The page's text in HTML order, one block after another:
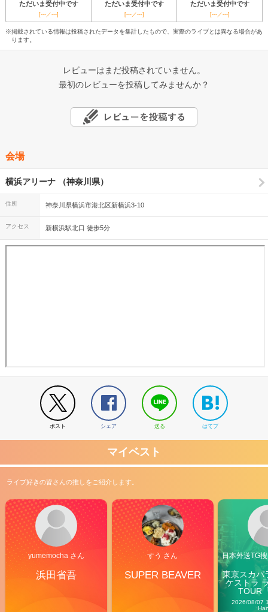
ただいま受付中です ただいま受付中です ただいま受付中です
[---／---] [---／---] [---／---]
※掲載されている情報は投稿されたデータを集計したもので、実際のライブとは異なる場合があ
ります。
レビューはまだ投稿されていません。
最初のレビューを投稿してみませんか？
会場
横浜アリーナ （神奈川県）
住所 神奈川県横浜市港北区新横浜3-10
アクセス 新横浜駅北口 徒歩5分
ポスト シェア 送る はてブ
マイベスト
ライブ好きの皆さんの推しをご紹介します。
yumemocha さん
浜田省吾
すう さん
SUPER BEAVER
日本外送TG
東京スカパ
ケストラ
TOUR
2026/08/07